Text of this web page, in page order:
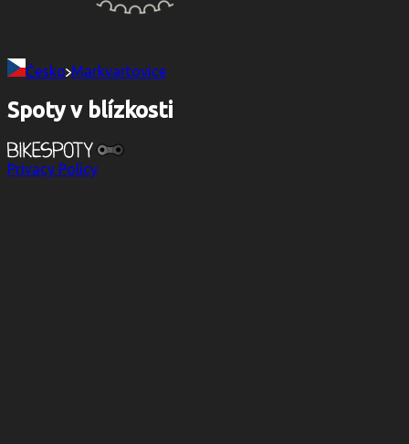
Česko Markvartovice
Spoty v blízkosti
Privacy Policy